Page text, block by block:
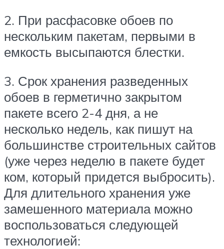
2. При расфасовке обоев по
нескольким пакетам, первыми в
емкость высыпаются блестки.
3. Срок хранения разведенных
обоев в герметично закрытом
пакете всего 2-4 дня, а не
несколько недель, как пишут на
большинстве строительных сайтов
(уже через неделю в пакете будет
ком, который придется выбросить).
Для длительного хранения уже
замешенного материала можно
воспользоваться следующей
технологией: